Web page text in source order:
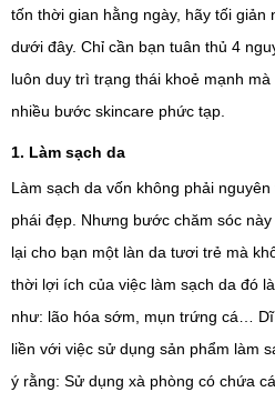
tốn thời gian hằng ngày, hãy tối giản
dưới đây. Chỉ cần bạn tuân thủ 4
luôn duy trì trạng thái khoẻ mạnh
nhiều bước skincare phức tạp.
1. Làm sạch da
Làm sạch da vốn không phải
phái đẹp. Nhưng bước chăm sóc
lại cho bạn một làn da tươi trẻ mà
thời lợi ích của việc làm sạch da đó
như: lão hóa sớm, mụn trứng cá…
liền với việc sử dụng sản phẩm làm
ý rằng: Sử dụng xà phòng có chứa